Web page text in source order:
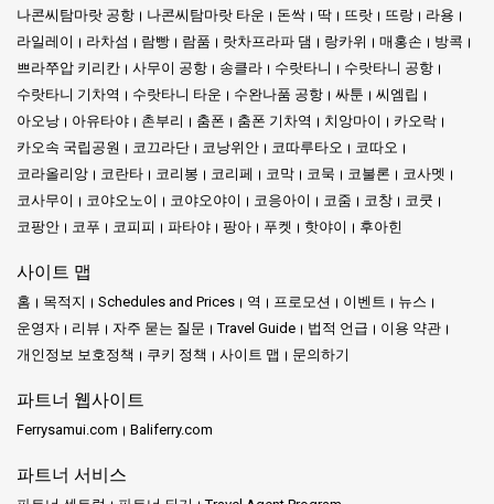
나콘씨탐마랏 공항
나콘씨탐마랏 타운 돈싹 딱 뜨랏 뜨랑
라용
라일레이
라차섬 람빵 람품 랏차프라파 댐 랑카위 매홍손
방콕
쁘라쭈압 키리칸
사무이 공항 송클라 수랏타니
수랏타니 공항
수랏타니 기차역
수랏타니 타운 수완나품 공항 싸툰
씨엠립
아오낭
아유타야 촌부리 춤폰 춤폰 기차역 치앙마이
카오락
카오속 국립공원
코끄라단 코낭위안 코따루타오
코따오
코라올리앙
코란타 코리봉 코리페 코막 코묵 코불론
코사멧
코사무이
코야오노이 코야오야이 코응아이 코줌 코창
코쿳
코팡안
코푸 코피피 파타야 팡아 푸켓 핫야이 후아힌
사이트 맵
홈 목적지 Schedules and Prices 역 프로모션 이벤트
뉴스
운영자
리뷰 자주 묻는 질문 Travel Guide 법적 언급
이용 약관
개인정보 보호정책
쿠키 정책 사이트 맵 문의하기
파트너 웹사이트
Ferrysamui.com Baliferry.com
파트너 서비스